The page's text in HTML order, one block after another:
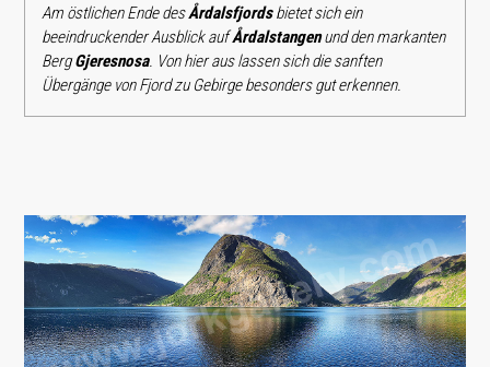
Am östlichen Ende desÅrdalsfjordsbietet sich ein
beeindruckender Ausblick aufÅrdalstangenund den markanten
BergGjeresnosa. Von hier aus lassen sich die sanften
Übergänge von Fjord zu Gebirge besonders gut erkennen.